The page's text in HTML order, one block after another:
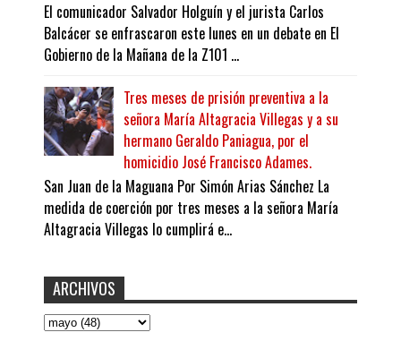
El comunicador Salvador Holguín y el jurista Carlos
Balcácer se enfrascaron este lunes en un debate en El
Gobierno de la Mañana de la Z101 ...
Tres meses de prisión preventiva a la
señora María Altagracia Villegas y a su
hermano Geraldo Paniagua, por el
homicidio José Francisco Adames.
San Juan de la Maguana Por Simón Arias Sánchez La
medida de coerción por tres meses a la señora María
Altagracia Villegas lo cumplirá e...
ARCHIVOS